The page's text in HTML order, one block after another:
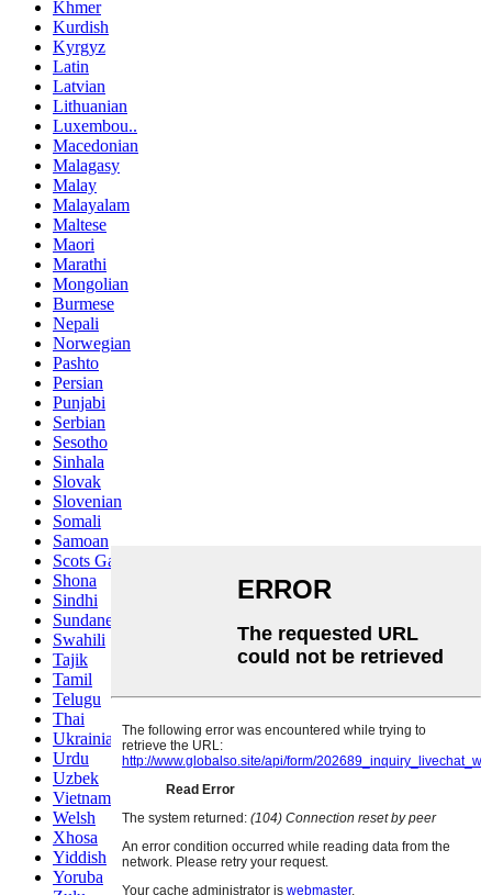
Khmer
Kurdish
Kyrgyz
Latin
Latvian
Lithuanian
Luxembou..
Macedonian
Malagasy
Malay
Malayalam
Maltese
Maori
Marathi
Mongolian
Burmese
Nepali
Norwegian
Pashto
Persian
Punjabi
Serbian
Sesotho
Sinhala
Slovak
Slovenian
Somali
Samoan
Scots Gaelic
Shona
Sindhi
Sundanese
Swahili
Tajik
Tamil
Telugu
Thai
Ukrainian
Urdu
Uzbek
Vietnamese
Welsh
Xhosa
Yiddish
Yoruba